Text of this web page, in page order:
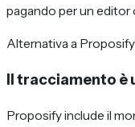
pagando per un editor
Alternativa a Proposify
Il tracciamento è
Proposify include il